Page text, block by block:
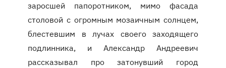
заросшей папоротником, мимо фасада
столовой с огромным мозаичным солнцем,
блестевшим в лучах своего заходящего
подлинника, и Александр Андреевич
рассказывал про затонувший город